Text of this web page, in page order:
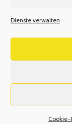
Dienste verwalten
V W X